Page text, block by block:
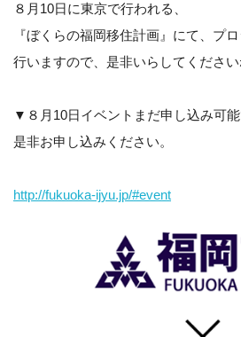
８月10日に東京で行われる、
『ぼくらの福岡移住計画』にて、プ
行いますので、是非いらしてください
▼８月10日イベントまだ申し込み可能
是非お申し込みください。
http://fukuoka-ijyu.jp/#event